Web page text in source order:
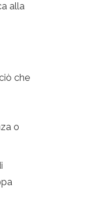
alla
che
o